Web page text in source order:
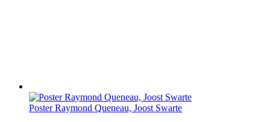
Poster Raymond Queneau, Joost Swarte